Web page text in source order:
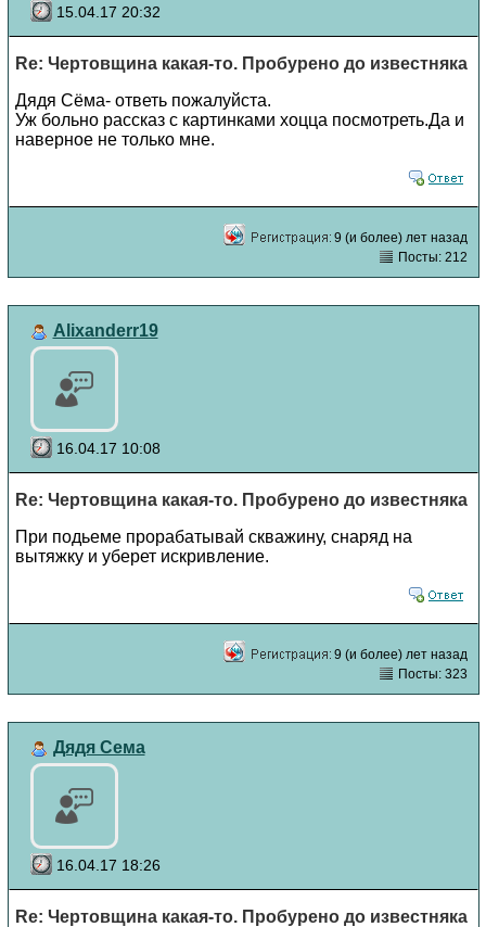
15.04.17 20:32
Re: Чертовщина какая-то. Пробурено до известняка
Дядя Сёма- ответь пожалуйста.
Уж больно рассказ с картинками хоцца посмотреть.Да и
наверное не только мне.
9 (и более) лет назад
Посты: 212
Alixanderr19
16.04.17 10:08
Re: Чертовщина какая-то. Пробурено до известняка
При подьеме прорабатывай скважину, снаряд на
вытяжку и уберет искривление.
9 (и более) лет назад
Посты: 323
Дядя Сема
16.04.17 18:26
Re: Чертовщина какая-то. Пробурено до известняка